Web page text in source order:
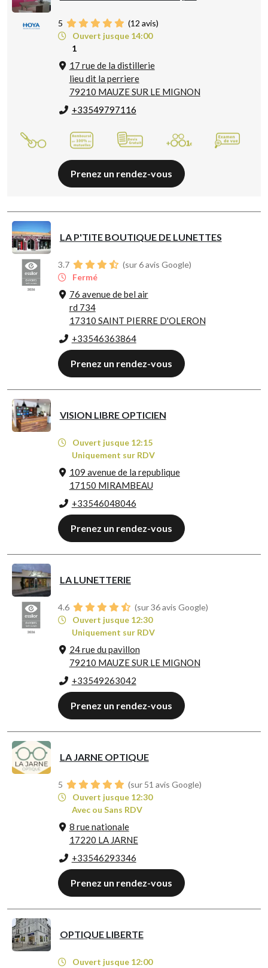
5 (12 avis)
Ouvert jusque 14:00
1
17 rue de la distillerie
lieu dit la perriere
79210 MAUZE SUR LE MIGNON
+33549797116
Prenez un rendez-vous
LA P'TITE BOUTIQUE DE LUNETTES
3.7
(sur 6 avis Google)
Fermé
76 avenue de bel air
rd 734
17310 SAINT PIERRE D'OLERON
+33546363864
Prenez un rendez-vous
VISION LIBRE OPTICIEN
Ouvert jusque 12:15
Uniquement sur RDV
109 avenue de la republique
17150 MIRAMBEAU
+33546048046
Prenez un rendez-vous
LA LUNETTERIE
4.6
(sur 36 avis Google)
Ouvert jusque 12:30
Uniquement sur RDV
24 rue du pavillon
79210 MAUZE SUR LE MIGNON
+33549263042
Prenez un rendez-vous
LA JARNE OPTIQUE
5
(sur 51 avis Google)
Ouvert jusque 12:30
Avec ou Sans RDV
8 rue nationale
17220 LA JARNE
+33546293346
Prenez un rendez-vous
OPTIQUE LIBERTE
Ouvert jusque 12:00